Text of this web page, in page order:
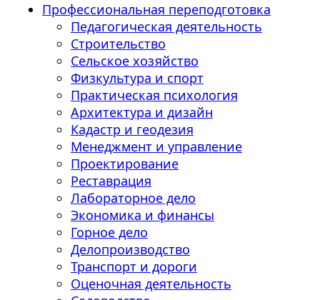
Профессиональная переподготовка
Педагогическая деятельность
Строительство
Сельское хозяйство
Физкультура и спорт
Практическая психология
Архитектура и дизайн
Кадастр и геодезия
Менеджмент и управление
Проектирование
Реставрация
Лабораторное дело
Экономика и финансы
Горное дело
Делопроизводство
Транспорт и дороги
Оценочная деятельность